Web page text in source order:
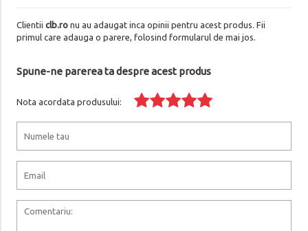
Clientii clb.ronu au adaugat inca opinii pentru acest produs. Fii
primul care adauga o parere, folosind formularul de mai jos.
Spune-ne parerea ta despre acest produs
Nota acordata produsului: